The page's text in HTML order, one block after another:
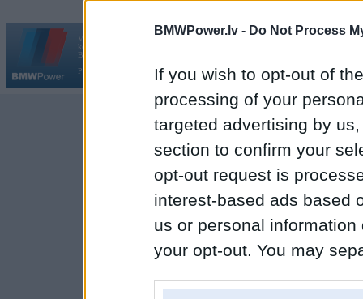
BMWPower.lv - Do Not Process
If you wish to opt-out of
processing of your
targeted advertising by
section to confirm your
opt-out request is
interest-based ads based
us or personal
your opt-out. You may
Vortāls BMWPower.lv darbojas
kopš 2002. gada 14. maija. Tas nav auto klubs un nav saistīts ar
BMW AG.
Par BMWPower
Kontakti | Reklāma